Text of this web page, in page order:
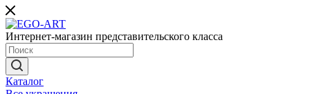
Интернет-магазин представительского класса
Каталог